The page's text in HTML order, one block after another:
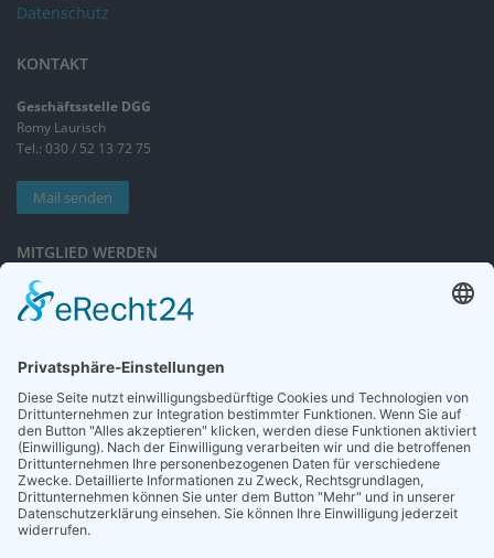
Datenschutz
KONTAKT
Geschäftsstelle DGG
Romy Laurisch
Tel.: 030 / 52 13 72 75
Mail senden
MITGLIED WERDEN
Sieben gute Gründe
für Ihre Mitgliedschaft
NEWSLETTER
Neuigkeiten rund um die Geriatrie und die DGG – regelmäßig in Ihrem
Postfach.